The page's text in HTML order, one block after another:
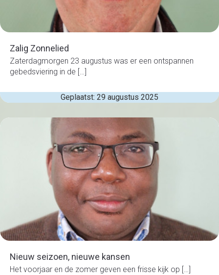
Zalig Zonnelied
Zaterdagmorgen 23 augustus was er een ontspannen
gebedsviering in de […]
Geplaatst: 29 augustus 2025
Nieuw seizoen, nieuwe kansen
Het voorjaar en de zomer geven een frisse kijk op […]